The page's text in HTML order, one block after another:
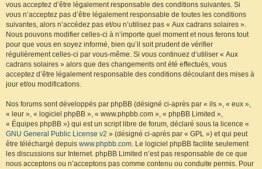
vous acceptez d’être légalement responsable des conditions suivantes. Si
vous n’acceptez pas d’être légalement responsable de toutes les conditions
suivantes, alors n’accédez pas et/ou n’utilisez pas « Aux cadrans solaires ».
Nous pouvons modifier celles-ci à n’importe quel moment et nous ferons tout
pour que vous en soyez informé, bien qu’il soit prudent de vérifier
régulièrement celles-ci par vous-même. Si vous continuez d’utiliser « Aux
cadrans solaires » alors que des changements ont été effectués, vous
acceptez d’être légalement responsable des conditions découlant des mises à
jour et/ou modifications.
Nos forums sont développés par phpBB (désigné ci-après par « ils », « eux »,
« leur », « logiciel phpBB », « www.phpbb.com », « phpBB Limited »,
« Équipes phpBB ») qui est un script libre de forum, déclaré sous la licence «
GNU General Public License v2 » (désigné ci-après par « GPL ») et qui peut
être téléchargé depuis www.phpbb.com. Le logiciel phpBB facilite seulement
les discussions sur Internet. phpBB Limited n’est pas responsable de ce que
nous acceptons ou n’acceptons pas comme contenu ou conduite permis. Pour